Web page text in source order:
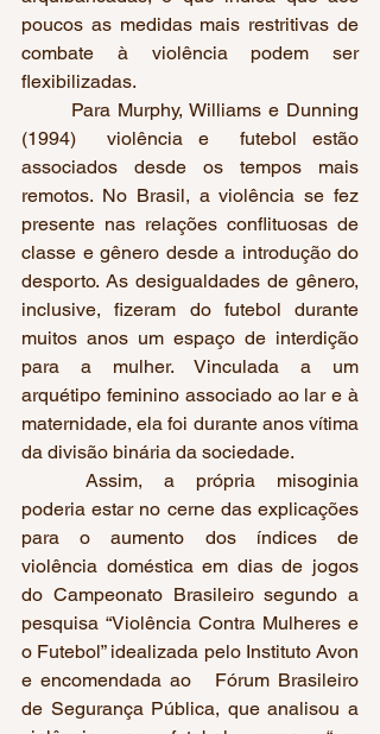
poucos as medidas mais restritivas de
combate à violência podem ser
flexibilizadas.
(1994)  violência e  futebol estão
associados desde os tempos mais
remotos. No Brasil, a violência se fez
presente nas relações conflituosas de
classe e gênero desde a introdução do
desporto. As desigualdades de gênero,
inclusive, fizeram do futebol durante
muitos anos um espaço de interdição
para a mulher. Vinculada a um
arquétipo feminino associado ao lar e à
maternidade, ela foi durante anos vítima
da divisão binária da sociedade.
poderia estar no cerne das explicações
para o aumento dos índices de
violência doméstica em dias de jogos
do Campeonato Brasileiro segundo a
pesquisa “Violência Contra Mulheres e
o Futebol” idealizada pelo Instituto Avon
e encomendada ao   Fórum Brasileiro
de Segurança Pública, que analisou a